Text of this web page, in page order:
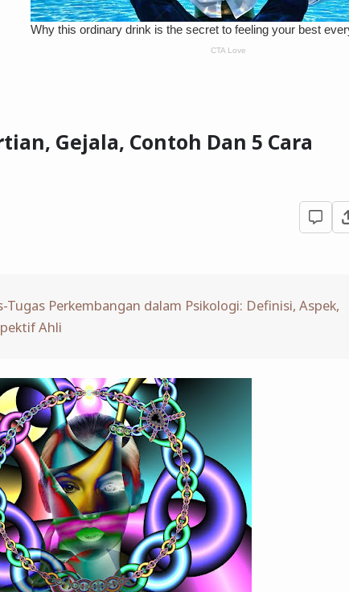
Gejala, Contoh Dan 5 Cara
Tugas Perkembangan dalam Psikologi: Definisi, Aspek,
Ahli